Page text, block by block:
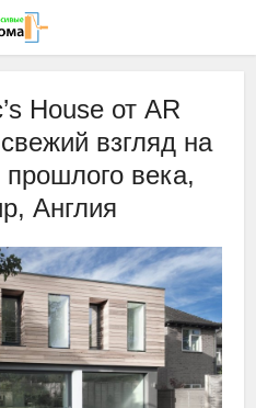
House от AR
взгляд на
века,
Англия